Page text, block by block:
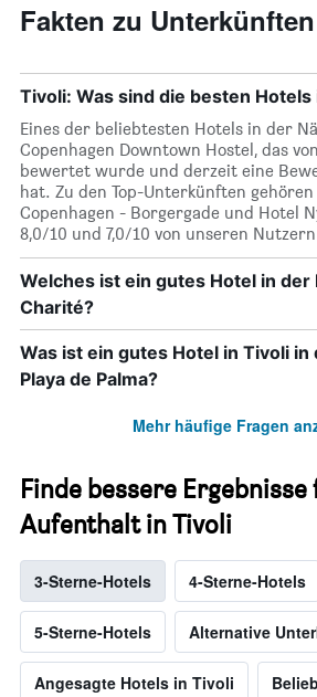
Fakten zu
Tivoli: Was sind die besten Hotels
Eines der beliebtesten Hotels in der
Copenhagen Downtown Hostel, das
bewertet wurde und derzeit eine
hat. Zu den Top-Unterkünften
Copenhagen - Borgergade und Hotel
8,0/10 und 7,0/10 von unseren
Welches ist ein gutes Hotel in der
Charité?
Was ist ein gutes Hotel in Tivoli in
Playa de Palma?
Mehr häufige Fragen
Finde bessere
Aufenthalt in Tivoli
3-Sterne-Hotels 4-Sterne-Hotels
5-Sterne-Hotels Alternative
Angesagte Hotels in Tivoli